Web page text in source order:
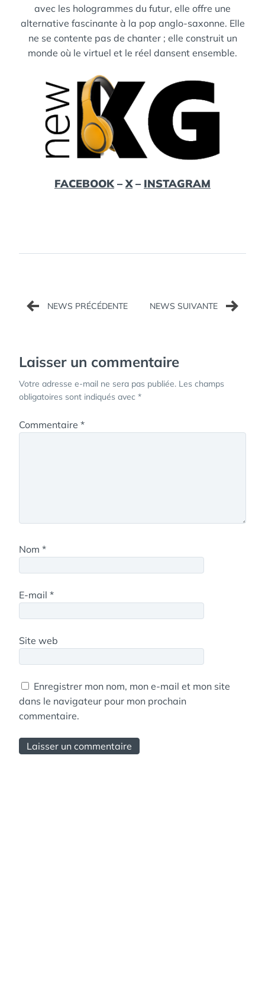
avec les hologrammes du futur, elle offre une
alternative fascinante à la pop anglo-saxonne. Elle
ne se contente pas de chanter ; elle construit un
monde où le virtuel et le réel dansent ensemble.
FACEBOOK–X– INSTAGRAM
Navigation
de
Laisser un commentaire
Votre adresse e-mail ne sera pas publiée. Les champs
obligatoires sont indiqués avec *
Commentaire *
Nom *
E-mail *
Site web
Enregistrer mon nom, mon e-mail et mon site
dans le navigateur pour mon prochain
commentaire.